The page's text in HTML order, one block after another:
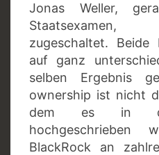
Jonas Weller,
zugeschaltet.
auf ganz
selben Ergebnis
ownership ist nicht
dem es in
hochgeschrieben
BlackRock an